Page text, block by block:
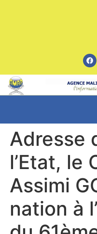
Adresse
l’Etat, le
Assimi
nation à